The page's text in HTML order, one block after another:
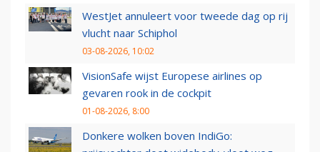
WestJet annuleert voor tweede dag op rij
vlucht naar Schiphol
03-08-2026, 10:02
VisionSafe wijst Europese airlines op
gevaren rook in de cockpit
01-08-2026, 8:00
Donkere wolken boven IndiGo: